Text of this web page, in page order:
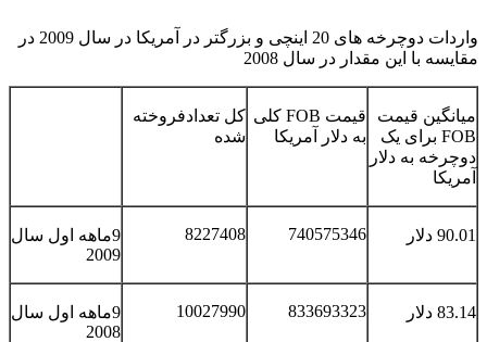
واردات دوچرخه های 20 اینچی و بزرگتر در آمریکا در سال 2009 در
مقایسه با این مقدار در سال 2008
میانگین قیمت
FOB برای یک
دوچرخه به دلار
آمریکا
قیمت FOB کلی
به دلار آمریکا
کل تعدادفروخته
شده
90.01 دلار 740575346
8227408
9ماهه اول سال
2009
83.14 دلار 833693323
10027990
9ماهه اول سال
2008